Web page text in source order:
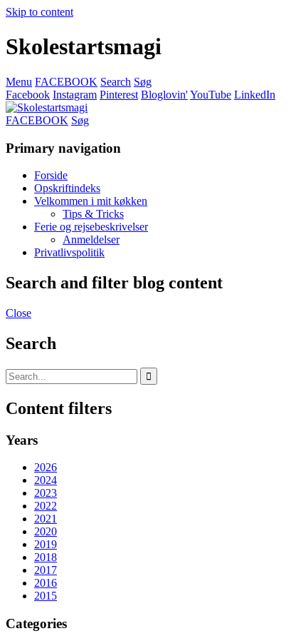
Skip to content
Skolestartsmagi
Menu FACEBOOK Search Søg
Facebook Instagram Pinterest Bloglovin'YouTube LinkedIn
FACEBOOK Søg
Primary navigation
Forside
Opskriftindeks
Velkommen i mit køkken
Tips & Tricks
Ferie og rejsebeskrivelser
Anmeldelser
Privatlivspolitik
Search and filter blog content
Close
Search
Content filters
Years
2026
2024
2023
2022
2021
2020
2019
2018
2017
2016
2015
Categories